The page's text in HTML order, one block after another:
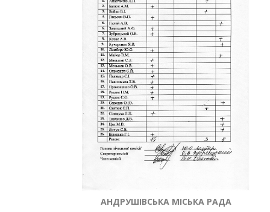
АНДРУШІВСЬКА МІСЬКА РАДА